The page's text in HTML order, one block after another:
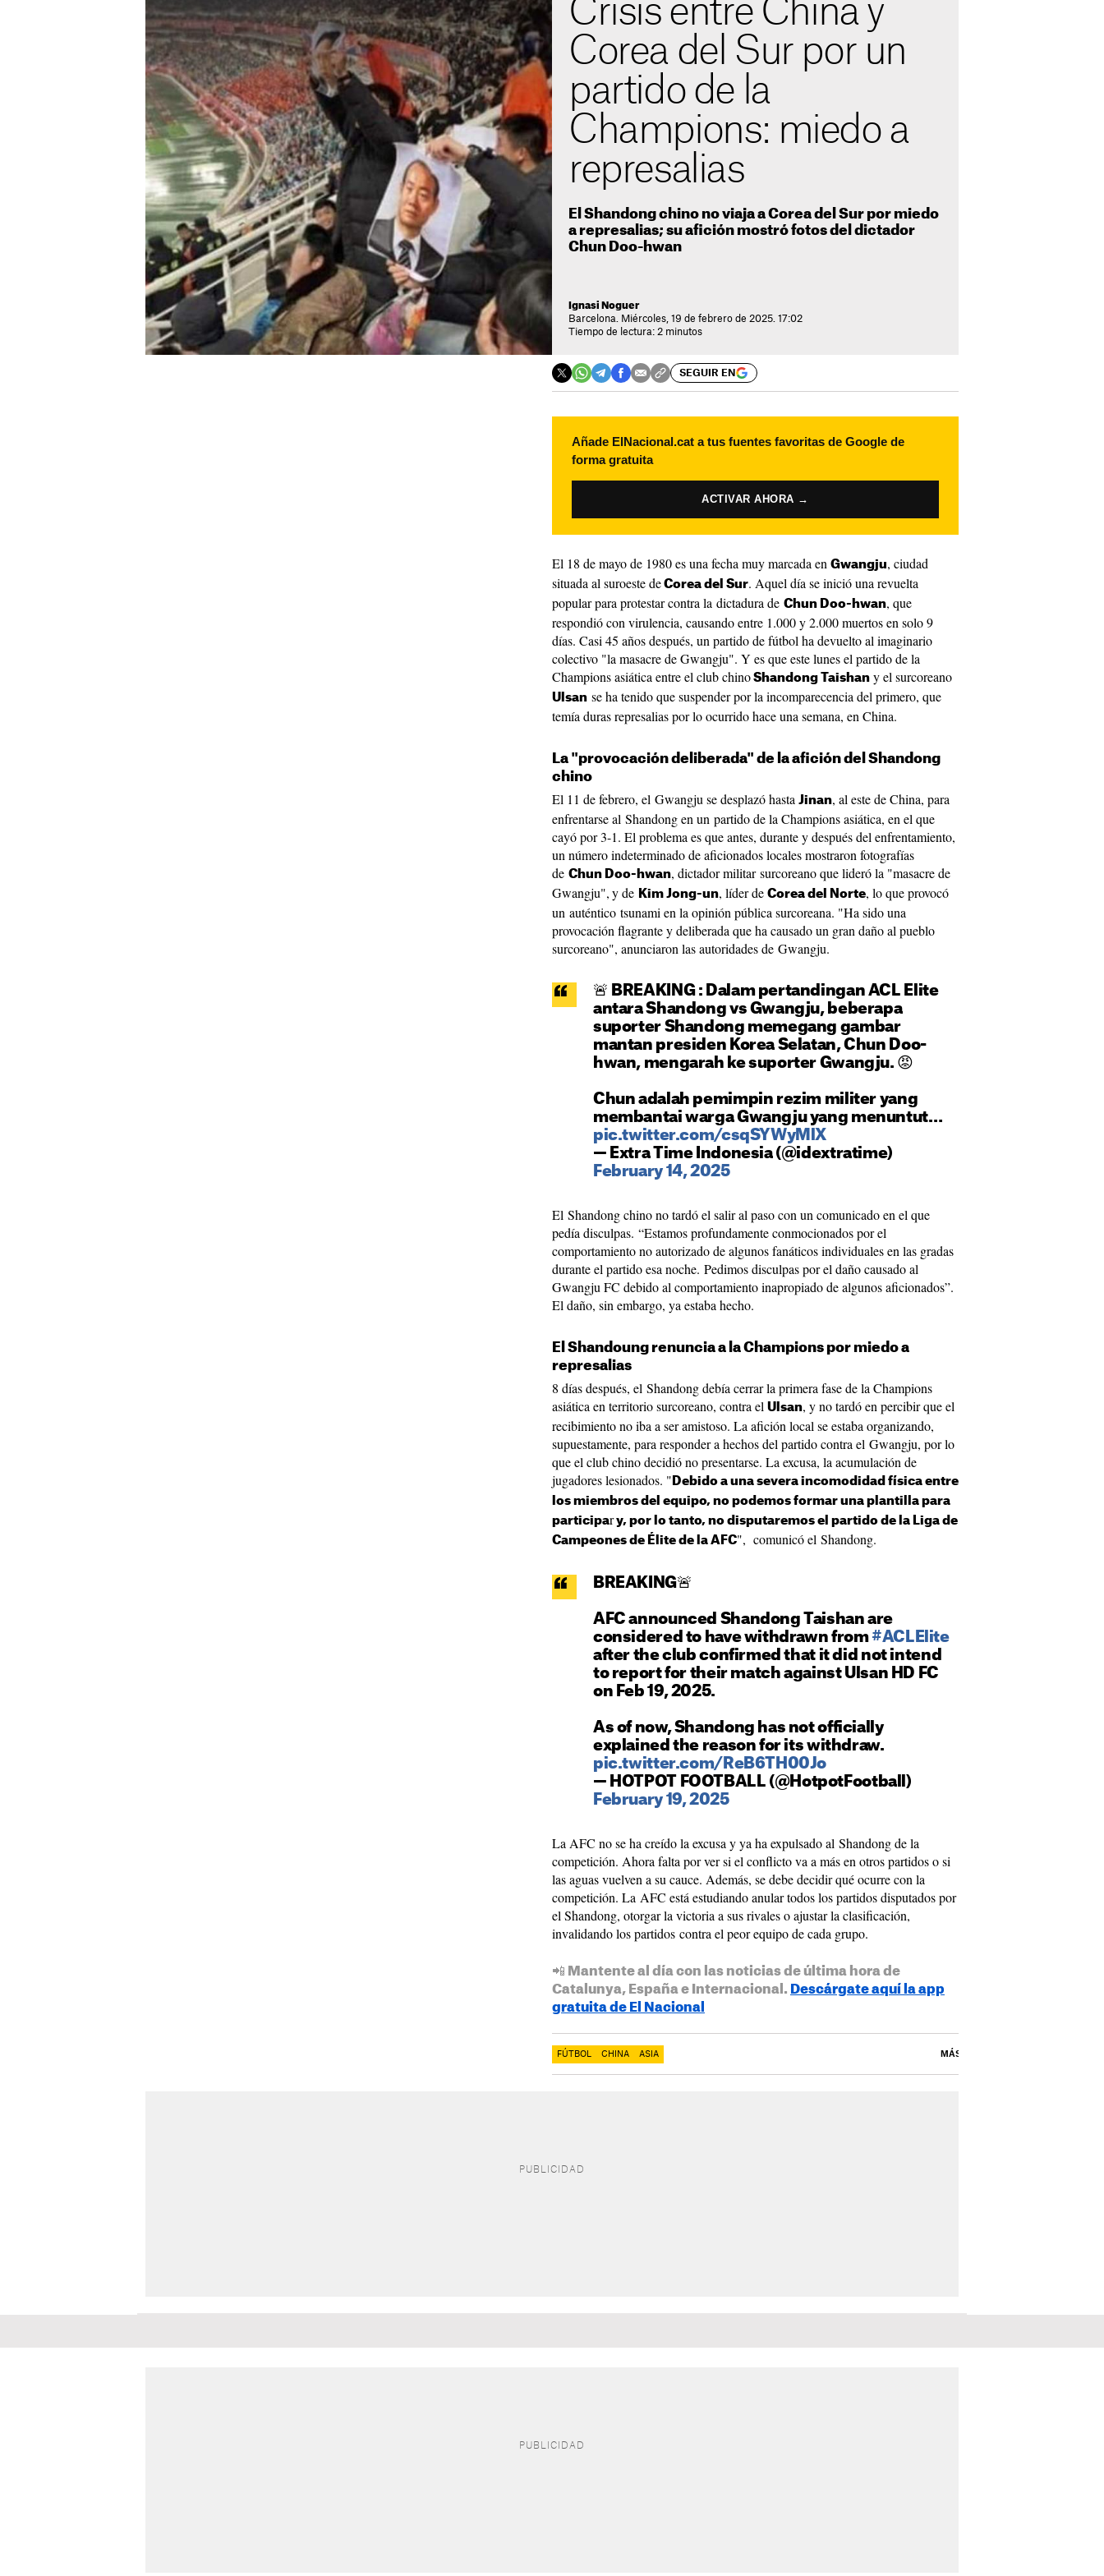
Crisis entre China y
Corea del Sur por un
partido de la
Champions: miedo a
represalias
El Shandong chino no viaja a Corea del Sur por miedo
a represalias; su afición mostró fotos del dictador
Chun Doo-hwan
Ignasi Noguer
Barcelona. Miércoles, 19 de febrero de 2025. 17:02
Tiempo de lectura: 2 minutos
SEGUIR EN
Añade ElNacional.cat a tus fuentes favoritas de Google de
forma gratuita
ACTIVAR AHORA →
El 18 de mayo de 1980 es una fecha muy marcada en Gwangju, ciudad
situada al suroeste de Corea del Sur. Aquel día se inició una revuelta
popular para protestar contra la dictadura de Chun Doo-hwan, que
respondió con virulencia, causando entre 1.000 y 2.000 muertos en solo 9
días. Casi 45 años después, un partido de fútbol ha devuelto al imaginario
colectivo "la masacre de Gwangju". Y es que este lunes el partido de la
Champions asiática entre el club chino Shandong Taishan y el surcoreano
Ulsan se ha tenido que suspender por la incomparecencia del primero, que
temía duras represalias por lo ocurrido hace una semana, en China.
La "provocación deliberada" de la afición del Shandong
chino
El 11 de febrero, el Gwangju se desplazó hasta Jinan, al este de China, para
enfrentarse al Shandong en un partido de la Champions asiática, en el que
cayó por 3-1. El problema es que antes, durante y después del enfrentamiento,
un número indeterminado de aficionados locales mostraron fotografías
de Chun Doo-hwan, dictador militar surcoreano que lideró la "masacre de
Gwangju",y de Kim Jong-un, líder de Corea del Norte, lo que provocó
un auténtico tsunami en la opinión pública surcoreana. "Ha sido una
provocación flagrante y deliberada que ha causado un gran daño al pueblo
surcoreano", anunciaron las autoridades de Gwangju.
🚨 BREAKING : Dalam pertandingan ACL Elite
antara Shandong vs Gwangju, beberapa
suporter Shandong memegang gambar
mantan presiden Korea Selatan, Chun Doo-
hwan, mengarah ke suporter Gwangju. 😡
Chun adalah pemimpin rezim militer yang
membantai warga Gwangju yang menuntut…
pic.twitter.com/csqSYWyMlX
— Extra Time Indonesia (@idextratime)
February 14, 2025
El Shandong chino no tardó el salir al paso con un comunicado en el que
pedía disculpas. “Estamos profundamente conmocionados por el
comportamiento no autorizado de algunos fanáticos individuales en las gradas
durante el partido esa noche. Pedimos disculpas por el daño causado al
Gwangju FC debido al comportamiento inapropiado de algunos aficionados”.
El daño, sin embargo, ya estaba hecho.
El Shandoung renuncia a la Champions por miedo a
represalias
8 días después, el Shandong debía cerrar la primera fase de la Champions
asiática en territorio surcoreano, contra el Ulsan, y no tardó en percibir que el
recibimiento no iba a ser amistoso. La afición local se estaba organizando,
supuestamente, para responder a hechos del partido contra el Gwangju, por lo
que el club chino decidió no presentarse. La excusa, la acumulación de
jugadores lesionados. " Debido a una severa incomodidad física entre
los miembros del equipo, no podemos formar una plantilla para
participary, por lo tanto, no disputaremos el partido de la Liga de
Campeones de Élite de la AFC", comunicó el Shandong.
BREAKING🚨
AFC announced Shandong Taishan are
considered to have withdrawn from #ACLElite
after the club confirmed that it did not intend
to report for their match against Ulsan HD FC
on Feb 19, 2025.
As of now, Shandong has not officially
explained the reason for its withdraw.
pic.twitter.com/ReB6TH00Jo
— HOTPOT FOOTBALL (@HotpotFootball)
February 19, 2025
La AFC no se ha creído la excusa y ya ha expulsado al Shandong de la
competición. Ahora falta por ver si el conflicto va a más en otros partidos o si
las aguas vuelven a su cauce. Además, se debe decidir qué ocurre con la
competición. La AFC está estudiando anular todos los partidos disputados por
el Shandong, otorgar la victoria a sus rivales o ajustar la clasificación,
invalidando los partidos contra el peor equipo de cada grupo.
📲 Mantente al día con las noticias de última hora de
Catalunya, España e Internacional. Descárgate aquí la app
gratuita de El Nacional
FÚTBOL CHINA ASIA MÁS